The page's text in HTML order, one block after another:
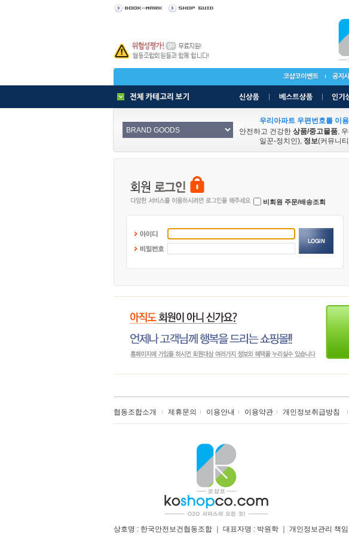
우리아파트 우편번호를 이
안전하고 건강한 상품/중고물품,
일꾼-정치인), 정보(커뮤니
비회원 주문/배송조회
협동조합소개 제휴문의 이용안내 이용약관 개인정보취급방침
상호명 : 한국안전보건협동조합 ｜ 대표자명 : 박원학 ｜ 개인정보관리 책